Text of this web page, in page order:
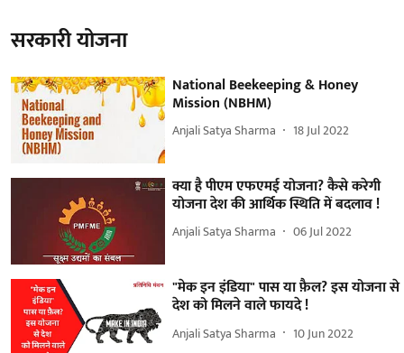
सरकारी योजना
National Beekeeping & Honey
Mission (NBHM)
Anjali Satya Sharma 18 Jul 2022
क्या है पीएम एफएमई योजना? कैसे करेगी
योजना देश की आर्थिक स्थिति में बदलाव !
Anjali Satya Sharma 06 Jul 2022
"मेक इन इंडिया" पास या फ़ैल? इस योजना से
देश को मिलने वाले फायदे !
Anjali Satya Sharma 10 Jun 2022